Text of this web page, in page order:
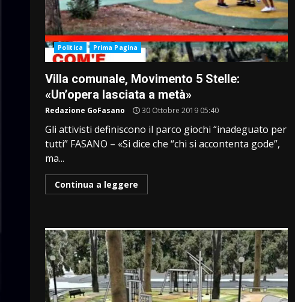
Politica Prima Pagina
Villa comunale, Movimento 5 Stelle:
«Un’opera lasciata a metà»
Redazione GoFasano 30 Ottobre 2019 05:40
Gli attivisti definiscono il parco giochi “inadeguato per
tutti” FASANO – «Si dice che “chi si accontenta gode”,
ma...
Continua a leggere